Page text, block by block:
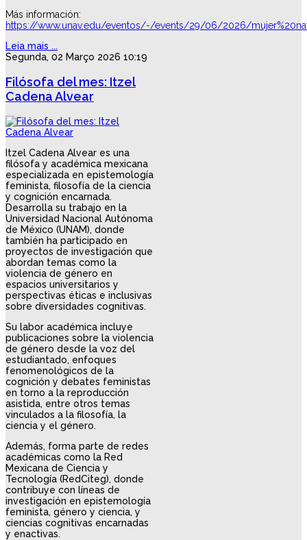
Más información:
https://www.unav.edu/eventos/-/events/29/06/2026/
Leia mais ...
Segunda, 02 Março 2026 10:19
Filósofa del mes: Itzel
Cadena Alvear
Itzel Cadena Alvear es una
filósofa y académica mexicana
especializada en epistemología
feminista, filosofía de la ciencia
y cognición encarnada.
Desarrolla su trabajo en la
Universidad Nacional Autónoma
de México (UNAM), donde
también ha participado en
proyectos de investigación que
abordan temas como la
violencia de género en
espacios universitarios y
perspectivas éticas e inclusivas
sobre diversidades cognitivas.
Su labor académica incluye
publicaciones sobre la violencia
de género desde la voz del
estudiantado, enfoques
fenomenológicos de la
cognición y debates feministas
en torno a la reproducción
asistida, entre otros temas
vinculados a la filosofía, la
ciencia y el género.
Además, forma parte de redes
académicas como la Red
Mexicana de Ciencia y
Tecnología (RedCiteg), donde
contribuye con líneas de
investigación en epistemología
feminista, género y ciencia, y
ciencias cognitivas encarnadas
y enactivas.